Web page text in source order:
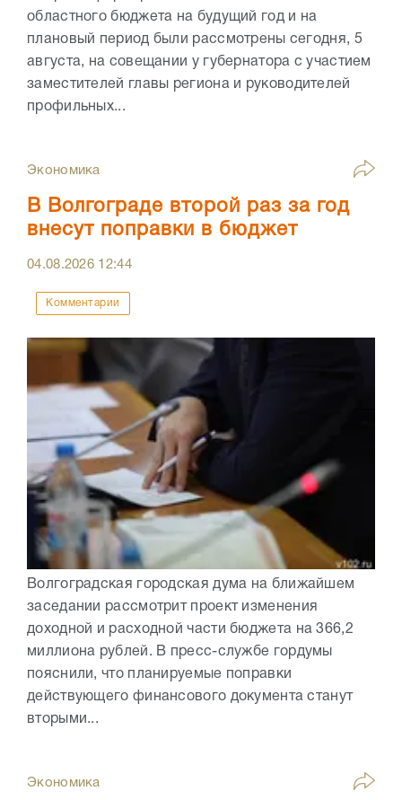
областного бюджета на будущий год и на
плановый период были рассмотрены сегодня, 5
августа, на совещании у губернатора с участием
заместителей главы региона и руководителей
профильных...
Экономика
В Волгограде второй раз за год
внесут поправки в бюджет
04.08.2026 12:44
Комментарии
Волгоградская городская дума на ближайшем
заседании рассмотрит проект изменения
доходной и расходной части бюджета на 366,2
миллиона рублей. В пресс-службе гордумы
пояснили, что планируемые поправки
действующего финансового документа станут
вторыми...
Экономика